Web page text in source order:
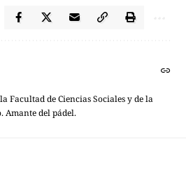
Facultad de Ciencias Sociales y de la
Amante del pádel.